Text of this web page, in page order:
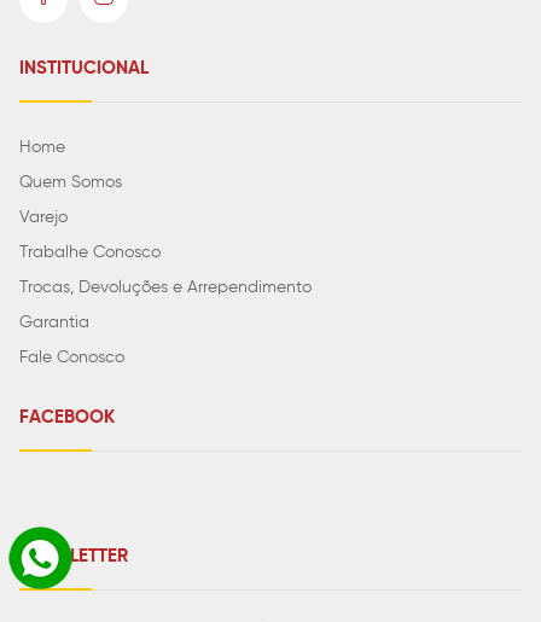
INSTITUCIONAL
Home
Quem Somos
Varejo
Trabalhe Conosco
Trocas, Devoluções e Arrependimento
Garantia
Fale Conosco
FACEBOOK
NEWSLETTER